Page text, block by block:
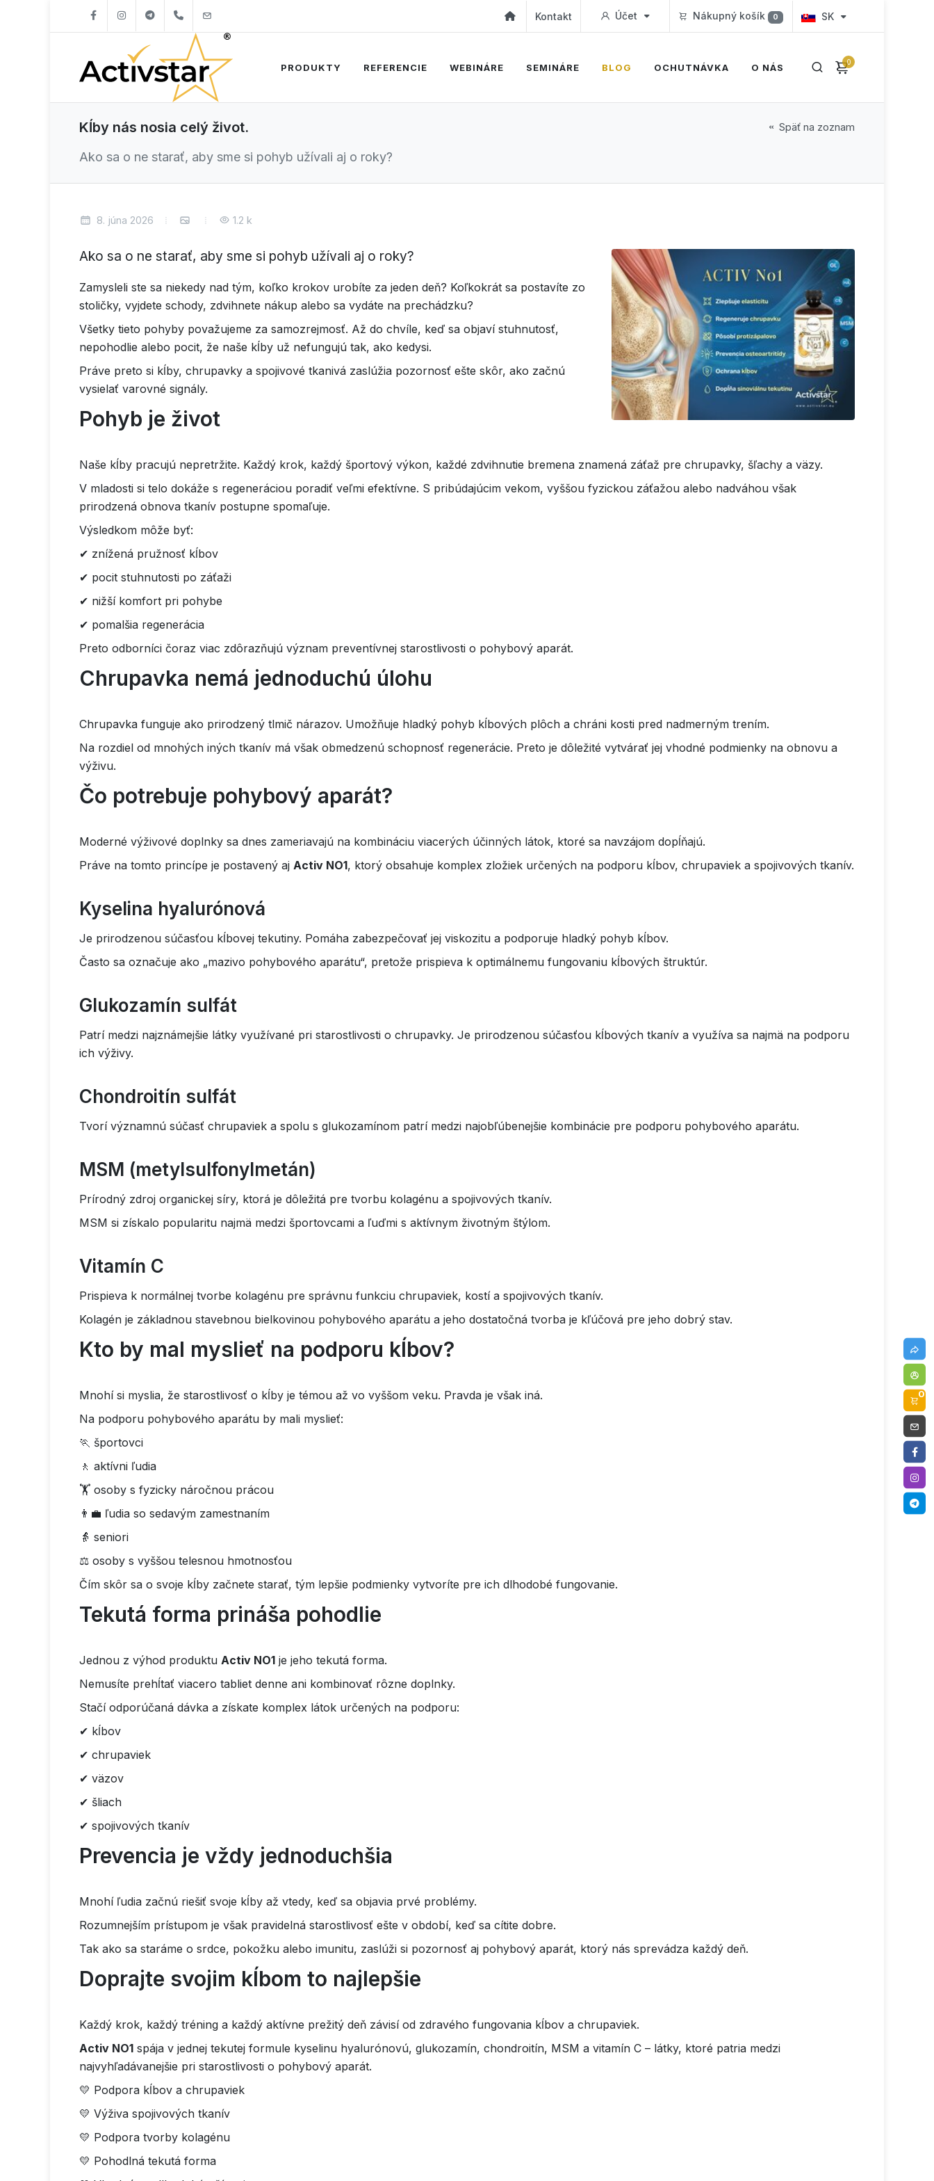
+421904262747 Kontakt Účet Nákupný košík 0 SK
0
PRODUKTY REFERENCIE WEBINÁRE SEMINÁRE BLOG OCHUTNÁVKA O NÁS
Kĺby nás nosia celý život.
Ako sa o ne starať, aby sme si pohyb užívali aj o roky?
Späť na zoznam
8. júna 2026 1.2 k
Ako sa o ne starať, aby sme si pohyb užívali aj o roky?
Zamysleli ste sa niekedy nad tým, koľko krokov urobíte za jeden deň? Koľkokrát sa postavíte zo
stoličky, vyjdete schody, zdvihnete nákup alebo sa vydáte na prechádzku?
Všetky tieto pohyby považujeme za samozrejmosť. Až do chvíle, keď sa objaví stuhnutosť,
nepohodlie alebo pocit, že naše kĺby už nefungujú tak, ako kedysi.
Práve preto si kĺby, chrupavky a spojivové tkanivá zaslúžia pozornosť ešte skôr, ako začnú
vysielať varovné signály.
Pohyb je život
Naše kĺby pracujú nepretržite. Každý krok, každý športový výkon, každé zdvihnutie bremena znamená záťaž pre chrupavky, šľachy a väzy.
V mladosti si telo dokáže s regeneráciou poradiť veľmi efektívne. S pribúdajúcim vekom, vyššou fyzickou záťažou alebo nadváhou však
prirodzená obnova tkanív postupne spomaľuje.
Výsledkom môže byť:
✔ znížená pružnosť kĺbov
✔ pocit stuhnutosti po záťaži
✔ nižší komfort pri pohybe
✔ pomalšia regenerácia
Preto odborníci čoraz viac zdôrazňujú význam preventívnej starostlivosti o pohybový aparát.
Chrupavka nemá jednoduchú úlohu
Chrupavka funguje ako prirodzený tlmič nárazov. Umožňuje hladký pohyb kĺbových plôch a chráni kosti pred nadmerným trením.
Na rozdiel od mnohých iných tkanív má však obmedzenú schopnosť regenerácie. Preto je dôležité vytvárať jej vhodné podmienky na obnovu a
výživu.
Čo potrebuje pohybový aparát?
Moderné výživové doplnky sa dnes zameriavajú na kombináciu viacerých účinných látok, ktoré sa navzájom dopĺňajú.
Práve na tomto princípe je postavený aj Activ NO1, ktorý obsahuje komplex zložiek určených na podporu kĺbov, chrupaviek a spojivových tkanív.
Kyselina hyalurónová
Je prirodzenou súčasťou kĺbovej tekutiny. Pomáha zabezpečovať jej viskozitu a podporuje hladký pohyb kĺbov.
Často sa označuje ako „mazivo pohybového aparátu“, pretože prispieva k optimálnemu fungovaniu kĺbových štruktúr.
Glukozamín sulfát
Patrí medzi najznámejšie látky využívané pri starostlivosti o chrupavky. Je prirodzenou súčasťou kĺbových tkanív a využíva sa najmä na podporu
ich výživy.
Chondroitín sulfát
Tvorí významnú súčasť chrupaviek a spolu s glukozamínom patrí medzi najobľúbenejšie kombinácie pre podporu pohybového aparátu.
MSM (metylsulfonylmetán)
Prírodný zdroj organickej síry, ktorá je dôležitá pre tvorbu kolagénu a spojivových tkanív.
MSM si získalo popularitu najmä medzi športovcami a ľuďmi s aktívnym životným štýlom.
Vitamín C
Prispieva k normálnej tvorbe kolagénu pre správnu funkciu chrupaviek, kostí a spojivových tkanív.
Kolagén je základnou stavebnou bielkovinou pohybového aparátu a jeho dostatočná tvorba je kľúčová pre jeho dobrý stav.
Kto by mal myslieť na podporu kĺbov?
Mnohí si myslia, že starostlivosť o kĺby je témou až vo vyššom veku. Pravda je však iná.
Na podporu pohybového aparátu by mali myslieť:
🏃 športovci
🚶 aktívni ľudia
🏋 osoby s fyzicky náročnou prácou
👨‍💼 ľudia so sedavým zamestnaním
👵 seniori
⚖ osoby s vyššou telesnou hmotnosťou
Čím skôr sa o svoje kĺby začnete starať, tým lepšie podmienky vytvoríte pre ich dlhodobé fungovanie.
Tekutá forma prináša pohodlie
Jednou z výhod produktu Activ NO1 je jeho tekutá forma.
Nemusíte prehĺtať viacero tabliet denne ani kombinovať rôzne doplnky.
Stačí odporúčaná dávka a získate komplex látok určených na podporu:
✔ kĺbov
✔ chrupaviek
✔ väzov
✔ šliach
✔ spojivových tkanív
Prevencia je vždy jednoduchšia
Mnohí ľudia začnú riešiť svoje kĺby až vtedy, keď sa objavia prvé problémy.
Rozumnejším prístupom je však pravidelná starostlivosť ešte v období, keď sa cítite dobre.
Tak ako sa staráme o srdce, pokožku alebo imunitu, zaslúži si pozornosť aj pohybový aparát, ktorý nás sprevádza každý deň.
Doprajte svojim kĺbom to najlepšie
Každý krok, každý tréning a každý aktívne prežitý deň závisí od zdravého fungovania kĺbov a chrupaviek.
Activ NO1 spája v jednej tekutej formule kyselinu hyalurónovú, glukozamín, chondroitín, MSM a vitamín C – látky, ktoré patria medzi
najvyhľadávanejšie pri starostlivosti o pohybový aparát.
💛 Podpora kĺbov a chrupaviek
💛 Výživa spojivových tkanív
💛 Podpora tvorby kolagénu
💛 Pohodlná tekutá forma
0